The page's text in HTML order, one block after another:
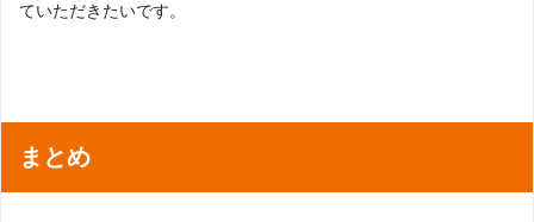
ていただきたいです。
まとめ